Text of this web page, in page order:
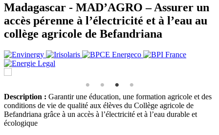
Madagascar - MAD’AGRO – Assurer un
accès pérenne à l’électricité et à l’eau au
collège agricole de Befandriana
Description : Garantir une éducation, une formation agricole et des
conditions de vie de qualité aux élèves du Collège agricole de
Befandriana grâce à un accès à l’électricité et à l’eau durable et
écologique